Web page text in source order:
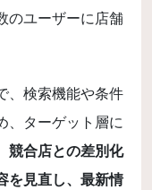
のユーザーに店舗
、検索機能や条件
、ターゲット層に
競合店との差別化
を見直し、最新情